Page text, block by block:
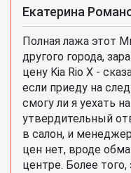
Екатерина
Полная лажа этот
другого города,
цену Kia Rio X -
если приеду на
смогу ли я уехать
утвердительный
в салон, и
цен нет, вроде
центре. Более